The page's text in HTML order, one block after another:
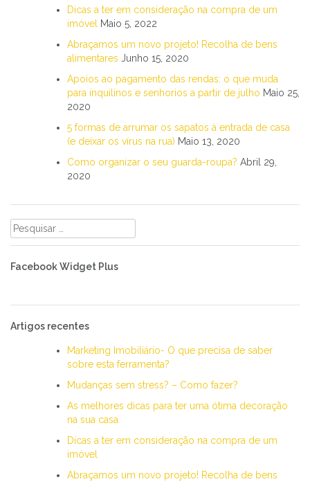
Dicas a ter em consideração na compra de um
imóvel Maio 5, 2022
Abraçamos um novo projeto! Recolha de bens
alimentares Junho 15, 2020
Apoios ao pagamento das rendas: o que muda
para inquilinos e senhorios a partir de julho Maio 25,
2020
5 formas de arrumar os sapatos à entrada de casa
(e deixar os vírus na rua) Maio 13, 2020
Como organizar o seu guarda-roupa? Abril 29,
2020
Pesquisar
por:
Facebook Widget Plus
Artigos recentes
Marketing Imobiliário- O que precisa de saber
sobre esta ferramenta?
Mudanças sem stress? – Como fazer?
As melhores dicas para ter uma ótima decoração
na sua casa
Dicas a ter em consideração na compra de um
imóvel
Abraçamos um novo projeto! Recolha de bens